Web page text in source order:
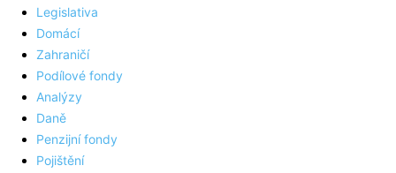
Legislativa
Domácí
Zahraničí
Podílové fondy
Analýzy
Daně
Penzijní fondy
Pojištění